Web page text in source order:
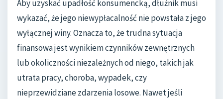
Aby uzyskać upadłość konsumencką, dłużnik musi
wykazać, że jego niewypłacalność nie powstała z jego
wyłącznej winy. Oznacza to, że trudna sytuacja
finansowa jest wynikiem czynników zewnętrznych
lub okoliczności niezależnych od niego, takich jak
utrata pracy, choroba, wypadek, czy
nieprzewidziane zdarzenia losowe. Nawet jeśli